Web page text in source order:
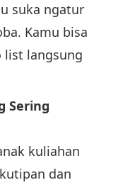
suka ngatur
Kamu bisa
list langsung
Sering
kuliahan
dan